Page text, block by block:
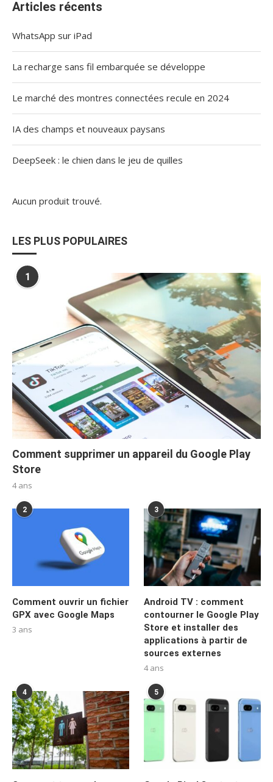
Articles récents
WhatsApp sur iPad
La recharge sans fil embarquée se développe
Le marché des montres connectées recule en 2024
IA des champs et nouveaux paysans
DeepSeek : le chien dans le jeu de quilles
Aucun produit trouvé.
LES PLUS POPULAIRES
1
Comment supprimer un appareil du Google Play
Store
4 ans
2
Comment ouvrir un fichier
GPX avec Google Maps
3 ans
3
Android TV : comment
contourner le Google Play
Store et installer des
applications à partir de
sources externes
4 ans
4 5